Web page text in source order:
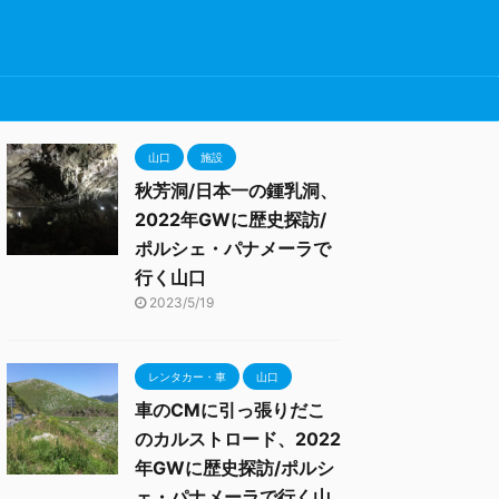
山口 施設
秋芳洞/日本一の鍾乳洞、
2022年GWに歴史探訪/
ポルシェ・パナメーラで
行く山口
2023/5/19
レンタカー・車 山口
車のCMに引っ張りだこ
のカルストロード、2022
年GWに歴史探訪/ポルシ